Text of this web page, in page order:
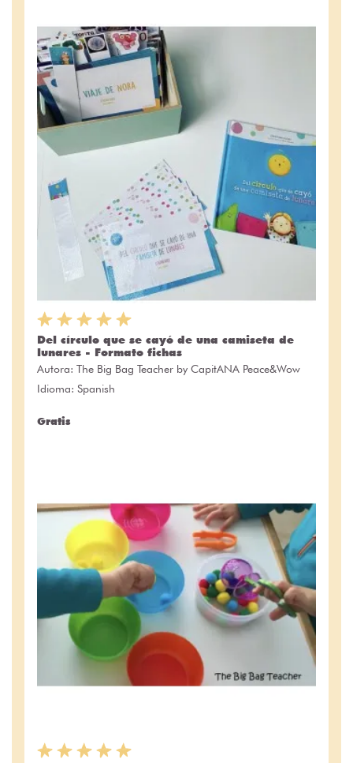
Del círculo que se cayó de una camiseta de
lunares - Formato fichas
Autora: The Big Bag Teacher by CapitANA Peace&Wow
Idioma: Spanish
Gratis